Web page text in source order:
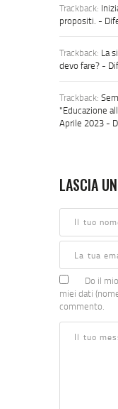
Trackback:
propositi. -
Trackback: La
devo fare? -
Trackback:
"Educazione
Aprile 2023 -
LASCIA
Do il
miei dati
commento.